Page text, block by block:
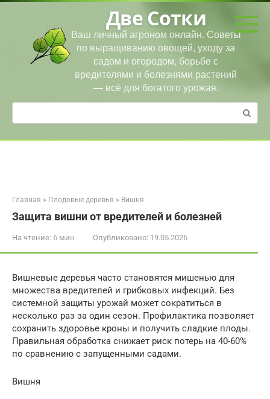
Перейти
Две Сотки
Ваш личный агроном онлайн. Советы
по выращиванию овощей, уходу за
садом и огородом, борьбе с
вредителями и болезнями растений
— всё для богатого урожая.
Поиск:
Главная » Плодовые деревья » Вишня
Защита вишни от вредителей и болезней
На чтение: 6 мин Опубликовано: 19.05.2026
Вишневые деревья часто становятся мишенью для
множества вредителей и грибковых инфекций. Без
системной защиты урожай может сократиться в
несколько раз за один сезон. Профилактика позволяет
сохранить здоровье кроны и получить сладкие плоды.
Правильная обработка снижает риск потерь на 40-60%
по сравнению с запущенными садами.
Вишня